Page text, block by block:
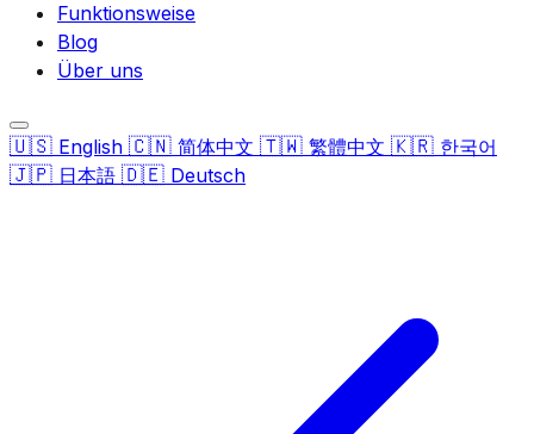
Funktionsweise
Blog
Über uns
🇺🇸 English 🇨🇳 简体中文 🇹🇼 繁體中文 🇰🇷 한국어
🇯🇵 日本語 🇩🇪 Deutsch